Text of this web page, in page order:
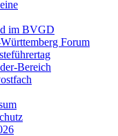
im BVGD
Forum
Bereich